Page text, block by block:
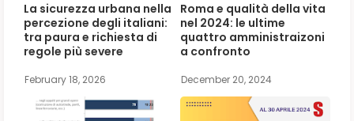
La sicurezza urbana nella
percezione degli italiani:
tra paura e richiesta di
regole più severe
February 18, 2026
Roma e qualità della vita
nel 2024: le ultime
quattro amministraizoni
a confronto
December 20, 2024